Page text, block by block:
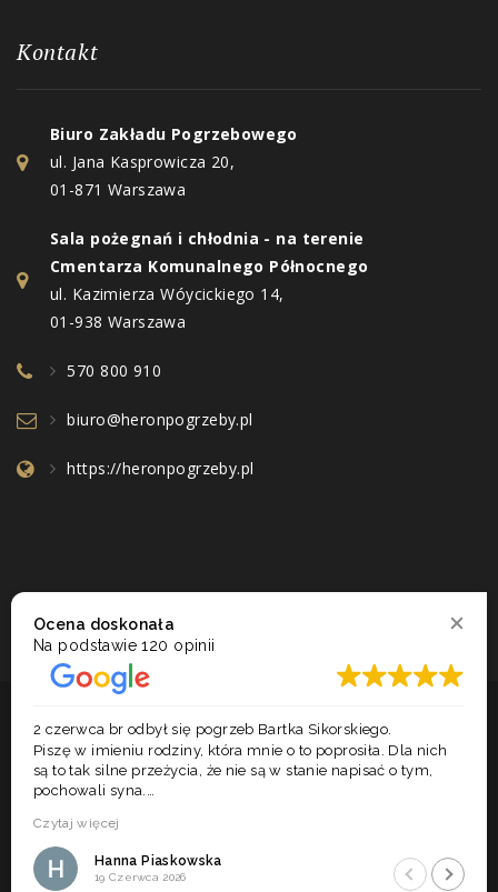
Kontakt
Biuro Zakładu Pogrzebowego
ul. Jana Kasprowicza 20,
01-871 Warszawa
Sala pożegnań i chłodnia - na terenie
Cmentarza Komunalnego Północnego
ul. Kazimierza Wóycickiego 14,
01-938 Warszawa
570 800 910
biuro@heronpogrzeby.pl
https://heronpogrzeby.pl
2017 - 2026 © ZAKŁAD POGRZEBOWY HERON. WSZELKIE PRAWA
ZASTRZEŻONE. REALIZACJA:BRAINBOX |TO ADMIN
Zaakceptuj cookies aby
korzystać z czatu
Ocena doskonała
Na podstawie120 opinii
2 czerwca br odbył się pogrzeb Bartka Sikorskiego.
Piszę w imieniu rodziny, która mnie o to poprosiła. Dla nich
są to tak silne przeżycia, że nie są w stanie napisać o tym,
pochowali syna.
- pracownicy zakładu zawsze byli wcześniej na miejscu
(elegancko ubrani, w białych rękawiczkach);
- nawet ich przejście w odpowiednim tempie i super
Czytaj więcej
Hanna Piaskowska
19 Czerwca 2026